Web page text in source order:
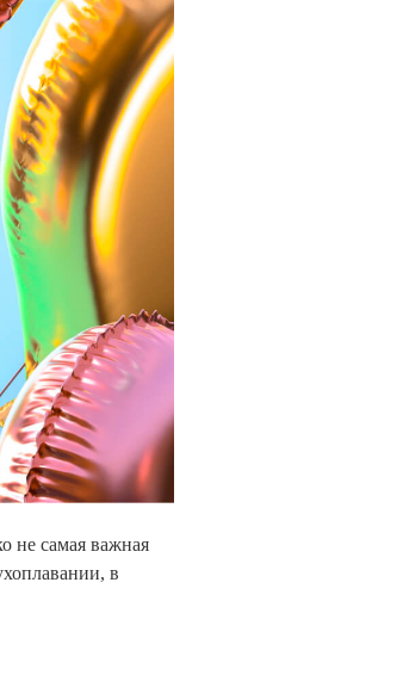
не самая важная
в